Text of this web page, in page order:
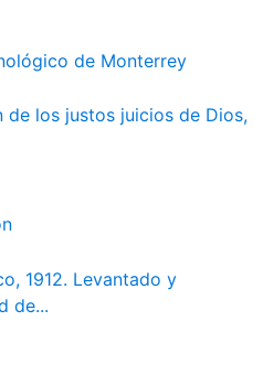
de Monterrey
de los justos juicios de Dios,
1912. Levantado y
de...